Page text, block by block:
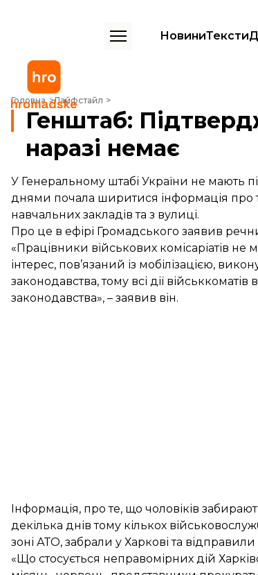
НовиниТексти
Головна Лайфстайл
Генштаб: Підтверджень незаконної мобілізації наразі
Генштаб:
наразі немає
У Генеральному штабі України не мають
днями почала ширитися інформація про
навчальних закладів та з вулиці.
Про це в ефірі Громадського заявив
«Працівники військових комісаріатів
інтерес, пов’язаний із мобілізацією,
законодавства, тому всі дії
законодавства», – заявив він.
Інформація, про те, що чоловіків
декілька днів тому кількох
зоні АТО, забрали у Харкові та
«Що стосується неправомірних дій